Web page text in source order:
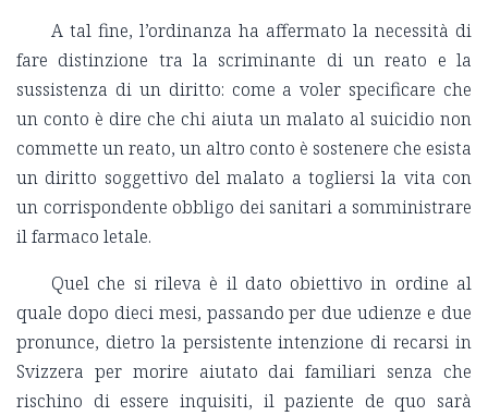
A tal fine, l’ordinanza ha affermato la necessità di
fare distinzione tra la scriminante di un reato e la
sussistenza di un diritto: come a voler specificare che
un conto è dire che chi aiuta un malato al suicidio non
commette un reato, un altro conto è sostenere che esista
un diritto soggettivo del malato a togliersi la vita con
un corrispondente obbligo dei sanitari a somministrare
il farmaco letale.
Quel che si rileva è il dato obiettivo in ordine al
quale dopo dieci mesi, passando per due udienze e due
pronunce, dietro la persistente intenzione di recarsi in
Svizzera per morire aiutato dai familiari senza che
rischino di essere inquisiti, il paziente de quo sarà